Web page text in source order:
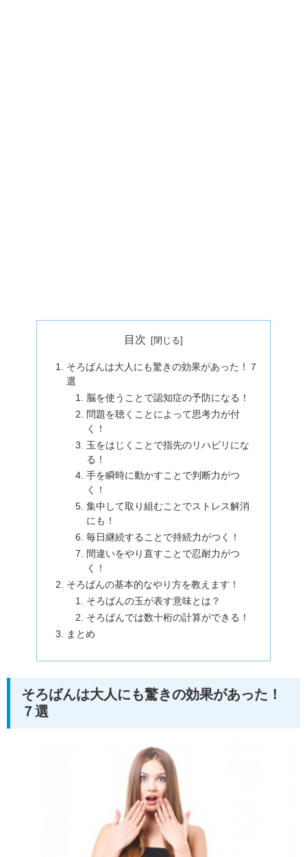
目次
そろばんは大人にも驚きの効果があった！７
選
脳を使うことで認知症の予防になる！
問題を聴くことによって思考力が付
く！
玉をはじくことで指先のリハビリにな
る！
手を瞬時に動かすことで判断力がつ
く！
集中して取り組むことでストレス解消
にも！
毎日継続することで持続力がつく！
間違いをやり直すことで忍耐力がつ
く！
そろばんの基本的なやり方を教えます！
そろばんの玉が表す意味とは？
そろばんでは数十桁の計算ができる！
まとめ
そろばんは大人にも驚きの効果があった！
７選